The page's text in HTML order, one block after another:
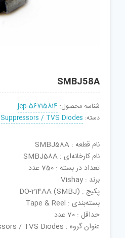
SMBJ58A
شناسه محصول: jep-56715814
دسته: / TVS Diodes
نام قطعه : SMBJ58A
نام کارخانه‌ای : SMBJ58A
تعداد در بسته : 750 عدد
برند : Vishay
پکیج : DO-214AA (SMBJ)
بسته‌بندی : Tape & Reel
حداقل : 70 عدد
عنوان گروه : ESD Suppressors / TVS Diodes